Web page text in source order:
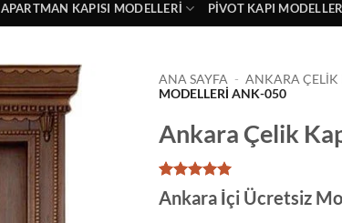
APARTMAN KAPISI MODELLERI PIVOT KAPI
ANA SAYFA - ANKARA ÇELIK
MODELLERI ANK-050
Ankara Çelik
1müşteri
puanına
Ankara İçi Ücretsiz